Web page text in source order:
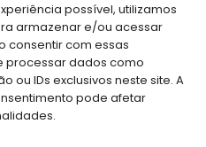
possível, utilizamos
armazenar e/ou acessar
consentir com essas
processar dados como
ou IDs exclusivos neste site. A
pode afetar